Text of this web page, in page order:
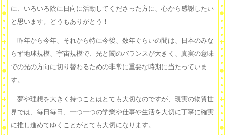
に、いろいろ陰に日向に活動してくださった方に、心から感謝したい
と思います。どうもありがとう！
昨年から今年、それから特に今後、数年ぐらいの間は、日本のみな
らず地球規模、宇宙規模で、光と闇のバランスが大きく、真実の意味
での光の方向に切り替わるための非常に重要な時期に当たっていま
す。
夢や理想を大きく持つことはとても大切なのですが、現実の物質世
界では、毎日毎日、一つ一つの学業や仕事や生活を大切に丁寧に確実
に推し進めてゆくことがとても大切になります。